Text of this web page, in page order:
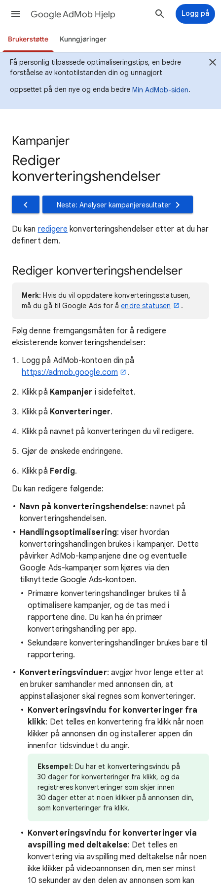
Google AdMob Hjelp Logg på
Brukerstøtte Kunngjøringer
Få personlig tilpassede optimaliseringstips, en bedre
forståelse av kontotilstanden din og unnagjort
oppsettet på den nye og enda bedre Min AdMob-siden.
Kampanjer
Rediger
konverteringshendelser
Neste: Analyser kampanjeresultater
Du kan redigere konverteringshendelser etter at du har
definert dem.
Rediger konverteringshendelser
Merk: Hvis du vil oppdatere konverteringsstatusen,
må du gå til Google Ads for åendre statusen .
Følg denne fremgangsmåten for å redigere
eksisterende konverteringshendelser:
Logg på AdMob-kontoen din på
https://admob.google.com
.
Klikk på Kampanjer i sidefeltet.
Klikk på Konverteringer.
Klikk på navnet på konverteringen du vil redigere.
Gjør de ønskede endringene.
Klikk på Ferdig.
Du kan redigere følgende:
Navn på konverteringshendelse: navnet på
konverteringshendelsen.
Handlingsoptimalisering: viser hvordan
konverteringshandlingen brukes i kampanjer. Dette
påvirker AdMob-kampanjene dine og eventuelle
Google Ads-kampanjer som kjøres via den
tilknyttede Google Ads-kontoen.
Primære konverteringshandlinger brukes til å
optimalisere kampanjer, og de tas med i
rapportene dine. Du kan ha én primær
konverteringshandling per app.
Sekundære konverteringshandlinger brukes bare til
rapportering.
Konverteringsvinduer: avgjør hvor lenge etter at
en bruker samhandler med annonsen din, at
appinstallasjoner skal regnes som konverteringer.
Konverteringsvindu for konverteringer fra
klikk: Det telles en konvertering fra klikk når noen
klikker på annonsen din og installerer appen din
innenfor tidsvinduet du angir.
Eksempel: Du har et konverteringsvindu på
30 dager for konverteringer fra klikk, og da
registreres konverteringer som skjer innen
30 dager etter at noen klikker på annonsen din,
som konverteringer fra klikk.
Konverteringsvindu for konverteringer via
avspilling med deltakelse: Det telles en
konvertering via avspilling med deltakelse når noen
ikke klikker på videoannonsen din, men ser minst
10 sekunder av den delen av annonsen som kan